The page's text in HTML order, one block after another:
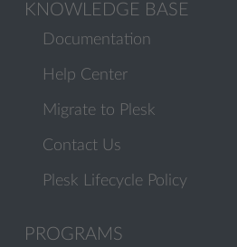
KNOWLEDGE BASE
Documentation
Help Center
Migrate to Plesk
Contact Us
Plesk Lifecycle Policy
PROGRAMS